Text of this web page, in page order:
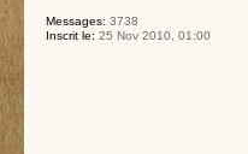
Messages: 3738
Inscrit le: 25 Nov 2010, 01:00